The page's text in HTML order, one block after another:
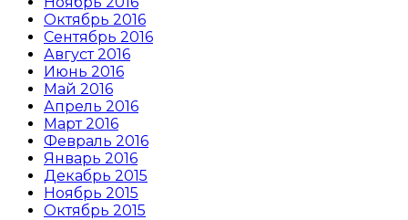
Октябрь 2016
Сентябрь 2016
Август 2016
Июнь 2016
Май 2016
Апрель 2016
Март 2016
Февраль 2016
Январь 2016
Декабрь 2015
Ноябрь 2015
Октябрь 2015